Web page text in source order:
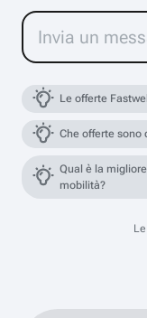
Le offerte
Che offerte sono
Qual è la
mobilità?